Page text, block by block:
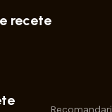
recete
Recomandari